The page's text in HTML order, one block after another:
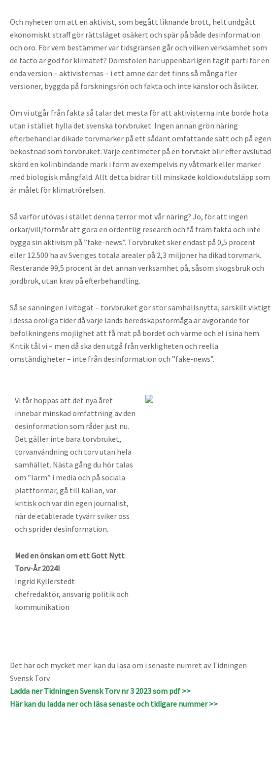
Och nyheten om att en aktivist, som begått liknande brott, helt undgått
ekonomiskt straff gör rättsläget osäkert och spär på både desinformation
och oro. För vem bestämmer var tidsgränsen går och vilken verksamhet som
de facto är god för klimatet? Domstolen har uppenbarligen tagit parti för en
enda version – aktivisternas – i ett ämne där det finns så många fler
versioner, byggda på forskningsrön och fakta och inte känslor och åsikter.
Om vi utgår från fakta så talar det mesta för att aktivisterna inte borde hota
utan i stället hylla det svenska torvbruket. Ingen annan grön näring
efterbehandlar dikade torvmarker på ett sådant omfattande sätt och på egen
bekostnad som torvbruket. Varje centimeter på en torvtäkt blir efter avslutad
skörd en kolinbindande mark i form av exempelvis ny våtmark eller marker
med biologisk mångfald. Allt detta bidrar till minskade koldioxidutsläpp som
är målet för klimatrörelsen.
Så varför utövas i stället denna terror mot vår näring? Jo, för att ingen
orkar/vill/förmår att göra en ordentlig research och få fram fakta och inte
bygga sin aktivism på ”fake-news”. Torvbruket sker endast på 0,5 procent
eller 12.500 ha av Sveriges totala arealer på 2,3 miljoner ha dikad torvmark.
Resterande 99,5 procent är det annan verksamhet på, såsom skogsbruk och
jordbruk, utan krav på efterbehandling.
Så se sanningen i vitögat – torvbruket gör stor samhällsnytta, särskilt viktigt
i dessa oroliga tider då varje lands beredskapsförmåga är avgörande för
befolkningens möjlighet att få mat på bordet och värme och el i sina hem.
Kritik tål vi – men då ska den utgå från verkligheten och reella
omständigheter – inte från desinformation och ”fake-news”.
Vi får hoppas att det nya året
innebär minskad omfattning av den
desinformation som råder just nu.
Det gäller inte bara torvbruket,
torvanvändning och torv utan hela
samhället. Nästa gång du hör talas
om ”larm” i media och på sociala
plattformar, gå till källan, var
kritisk och var din egen journalist,
när de etablerade tyvärr sviker oss
och sprider desinformation.
Med en önskan om ett Gott Nytt
Torv-År 2024!
Ingrid Kyllerstedt
chefredaktör, ansvarig politik och
kommunikation
Det här och mycket mer kan du läsa om i senaste numret av Tidningen
Svensk Torv.
Ladda ner Tidningen Svensk Torv nr 3 2023 som pdf >>
Här kan du ladda ner och läsa senaste och tidigare nummer >>